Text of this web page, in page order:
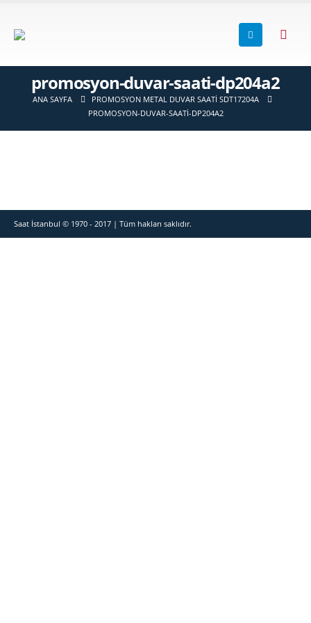
promosyon-duvar-saati-dp204a2
ANA SAYFA
PROMOSYON METAL DUVAR SAATI SDT17204A
PROMOSYON-DUVAR-SAATI-DP204A2
Saat İstanbul © 1970 - 2017 | Tüm hakları saklıdır.